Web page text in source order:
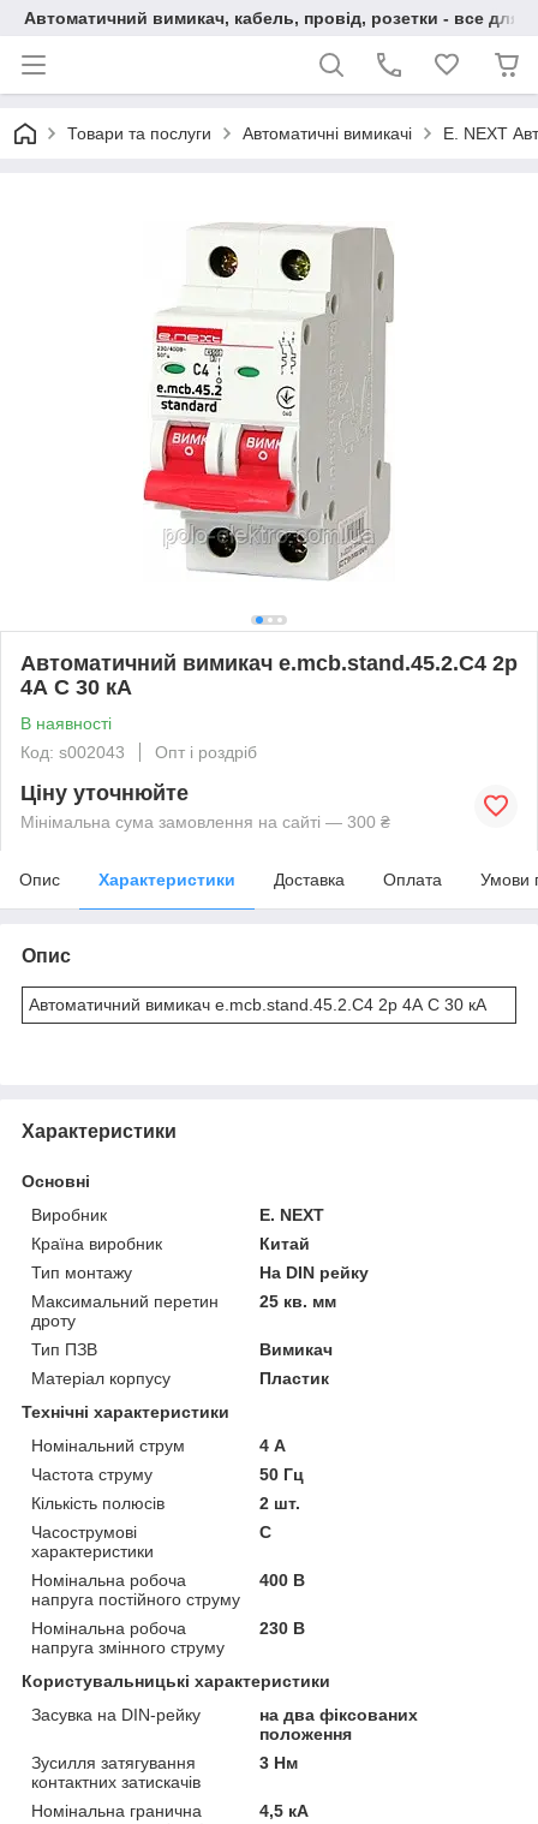
Автоматичний вимикач, кабель, провід, розетки - все для
Товари та послуги Автоматичні вимикачі E. NEXT
Автоматичний вимикач e.mcb.stand.45.2.C4 2р
4А C 30 кА
В наявності
Код: s002043
Опт і роздріб
Ціну уточнюйте
Мінімальна сума замовлення на сайті — 300 ₴
Опис Характеристики Доставка Оплата Умови
Опис
Автоматичний вимикач e.mcb.stand.45.2.C4 2р 4А C 30 кА
Характеристики
Основні
Виробник
E. NEXT
Країна виробник
Китай
Тип монтажу
На DIN рейку
Максимальний перетин
дроту
25 кв. мм
Тип ПЗВ
Вимикач
Матеріал корпусу
Пластик
Технічні характеристики
Номінальний струм
4 А
Частота струму
50 Гц
Кількість полюсів
2 шт.
Часострумові
характеристики
C
Номінальна робоча
напруга постійного струму
400 В
Номінальна робоча
напруга змінного струму
230 В
Користувальницькі характеристики
Засувка на DIN-рейку
на два фіксованих
положення
Зусилля затягування
контактних затискачів
3 Нм
Номінальна гранична
4,5 кА